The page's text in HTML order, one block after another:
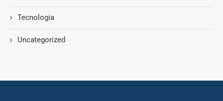
Tecnologia
Uncategorized